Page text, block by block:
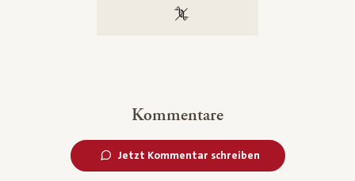
100 % gentechnikfrei
Kommentare
Jetzt Kommentar schreiben